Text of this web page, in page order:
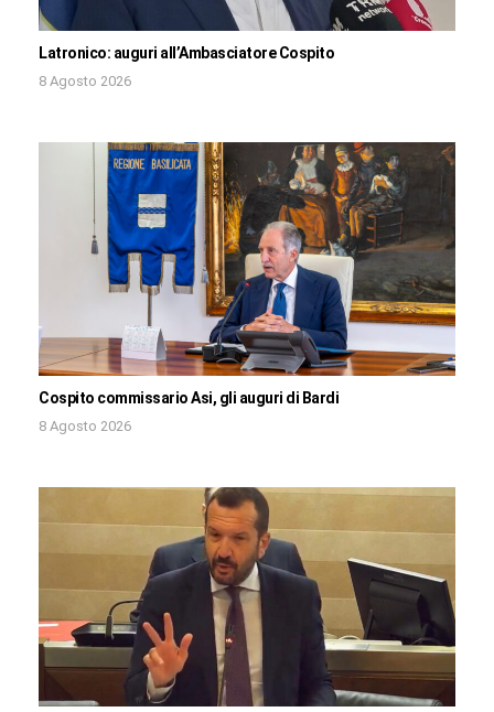
Latronico: auguri all’Ambasciatore Cospito
8 Agosto 2026
Cospito commissario Asi, gli auguri di Bardi
8 Agosto 2026